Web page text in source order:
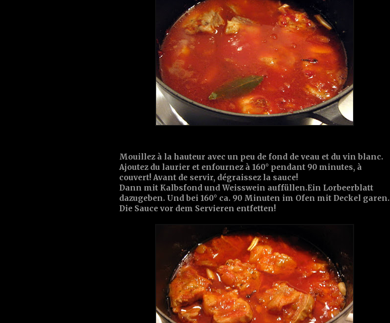
Mouillez à la hauteur avec un peu de fond de veau et du vin blanc.
Ajoutez du laurier et enfournez à 160° pendant 90 minutes, à
couvert! Avant de servir, dégraissez la sauce!
Dann mit Kalbsfond und Weisswein auffüllen.Ein Lorbeerblatt
dazugeben. Und bei 160° ca. 90 Minuten im Ofen mit Deckel garen.
Die Sauce vor dem Servieren entfetten!